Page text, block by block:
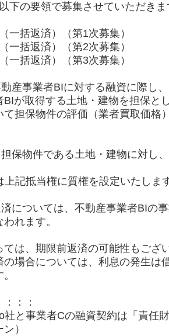
下の要領で募集させていただきま
一括返済）（第1次募集）
一括返済）（第2次募集）
一括返済）（第3次募集）
産事業者BIに対する融資に際し、
BIが取得する土地・建物を担保と
て担保物件の評価（業者買取価格
保物件である土地・建物に対し
上記抵当権に質権を設定いたしま
については、不動産事業者BIの
れます。
は、期限前返済の可能性もござ
場合については、利息の発生は
：：：
社と事業者Cの融資契約は「責任
）